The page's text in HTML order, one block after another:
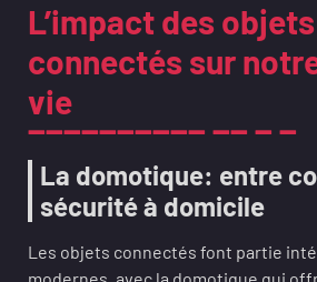
L’impact des objets
connectés sur
vie
La domotique: entre
sécurité à domicile
Les objets connectés font partie